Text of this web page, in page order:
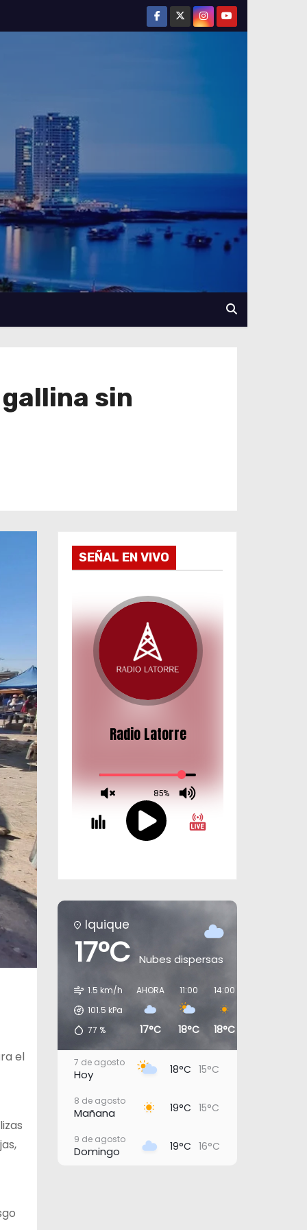
sin
el
SEÑAL EN VIVO
Iquique
17°C Nubes dispersas
1.5 km/h
101.5 kPa
77 %
AHORA
17°C
11:00
18°C
14:00
18°C
7 de agosto
Hoy 18°C 15°C
8 de agosto
Mañana 19°C 15°C
9 de agosto
Domingo 19°C 16°C